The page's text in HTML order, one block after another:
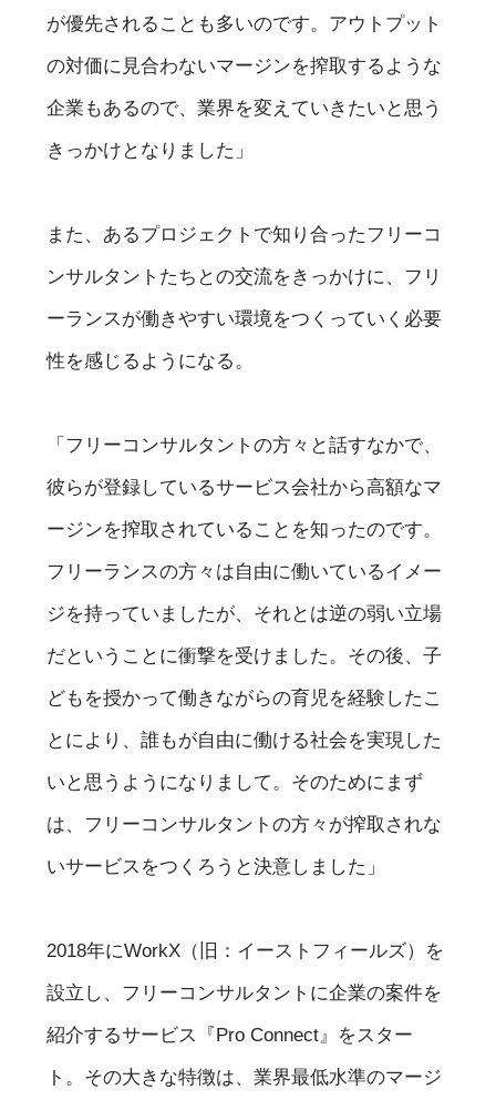
が優先されることも多いのです。アウトプット
の対価に見合わないマージンを搾取するような
企業もあるので、業界を変えていきたいと思う
きっかけとなりました」
また、あるプロジェクトで知り合ったフリーコ
ンサルタントたちとの交流をきっかけに、フリ
ーランスが働きやすい環境をつくっていく必要
性を感じるようになる。
「フリーコンサルタントの方々と話すなかで、
彼らが登録しているサービス会社から高額なマ
ージンを搾取されていることを知ったのです。
フリーランスの方々は自由に働いているイメー
ジを持っていましたが、それとは逆の弱い立場
だということに衝撃を受けました。その後、子
どもを授かって働きながらの育児を経験したこ
とにより、誰もが自由に働ける社会を実現した
いと思うようになりまして。そのためにまず
は、フリーコンサルタントの方々が搾取されな
いサービスをつくろうと決意しました」
2018年にWorkX（旧：イーストフィールズ）を
設立し、フリーコンサルタントに企業の案件を
紹介するサービス『Pro Connect』をスター
ト。その大きな特徴は、業界最低水準のマージ